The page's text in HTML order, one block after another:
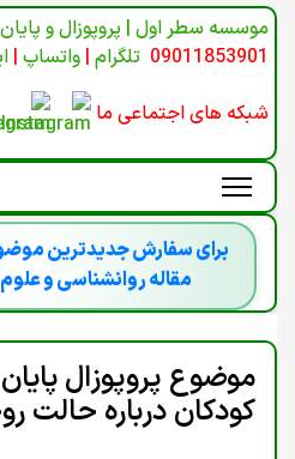
موسسه سطر اول | پروپوزال و
09011853901 تلگرام | واتساپ |
شبکه های اجتماعی ما
برای سفارش جدیدترین
مقاله روانشناسی و
موضوع پروپوزال
کودکان درباره حالت